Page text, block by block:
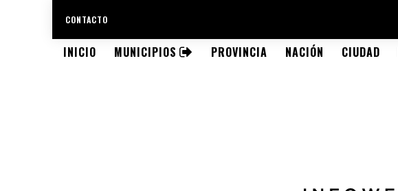
CONTACTO
INICIO MUNICIPIOS PROVINCIA NACIÓN CIUDAD